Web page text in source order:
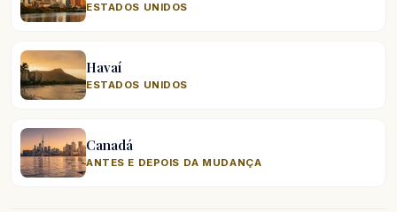
ESTADOS UNIDOS
Havaí
ESTADOS UNIDOS
Canadá
ANTES E DEPOIS DA MUDANÇA